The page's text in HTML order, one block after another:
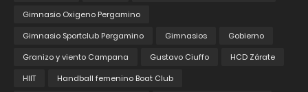
Gimnasio Oxigeno Pergamino
Gimnasio Sportclub Pergamino
Gimnasios
Gobierno
Granizo y viento Campana
Gustavo Ciuffo
HCD Zárate
HIIT
Handball femenino Boat Club